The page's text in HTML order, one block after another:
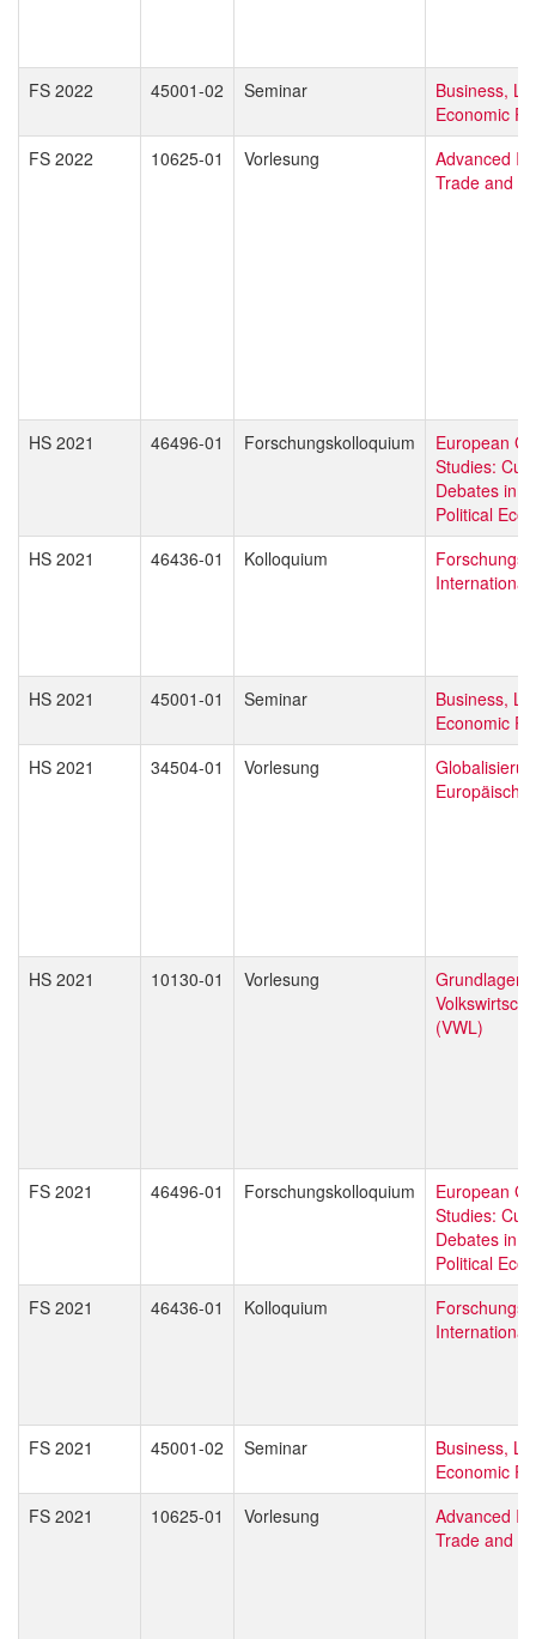
FS 2022 45001-02 Seminar
Business,
Economic
FS 2022
10625-01 Vorlesung
Advanced
Trade and
HS 2021 46496-01 Forschungskolloquium
European
Studies:
Debates in
Political
HS 2021
46436-01 Kolloquium
International
HS 2021 45001-01 Seminar
Business,
Economic
HS 2021
34504-01 Vorlesung
HS 2021 10130-01 Vorlesung
Grundlagen
(VWL)
FS 2021 46496-01 Forschungskolloquium
European
Studies:
Debates in
Political
FS 2021
46436-01 Kolloquium
International
FS 2021 45001-02 Seminar
Business,
Economic
FS 2021
10625-01 Vorlesung
Advanced
Trade and